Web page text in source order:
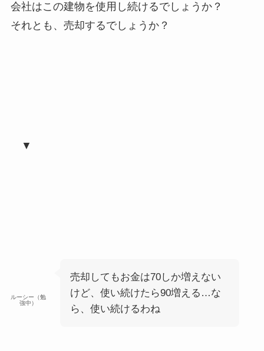
会社はこの建物を使用し続けるでしょうか？
それとも、 売却するでしょうか？
▼
ルーシー（勉
強中）
売却してもお金は70しか増えない
けど、使い続けたら90増える…な
ら、使い続けるわね